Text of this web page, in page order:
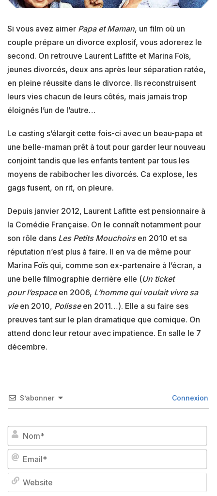
Si vous avez aimer Papa et Maman, un film où un
couple prépare un divorce explosif, vous adorerez le
second. On retrouve Laurent Lafitte et Marina Foïs,
jeunes divorcés, deux ans après leur séparation ratée,
en pleine réussite dans le divorce. Ils reconstruisent
leurs vies chacun de leurs côtés, mais jamais trop
éloignés l’un de l’autre…
Le casting s’élargit cette fois-ci avec un beau-papa et
une belle-maman prêt à tout pour garder leur nouveau
conjoint tandis que les enfants tentent par tous les
moyens de rabibocher les divorcés. Ca explose, les
gags fusent, on rit, on pleure.
Depuis janvier 2012, Laurent Lafitte est pensionnaire à
la Comédie Française. On le connaît notamment pour
son rôle dans Les Petits Mouchoirsen 2010 et sa
réputation n’est plus à faire. Il en va de même pour
Marina Foïs qui, comme son ex-partenaire à l’écran, a
une belle filmographie derrière elle (Un ticket
pour l’espaceen 2006, L’homme qui voulait vivre sa
vieen 2010, Polisse en 2011…). Elle a su faire ses
preuves tant sur le plan dramatique que comique. On
attend donc leur retour avec impatience. En salle le 7
décembre.
S’abonner Connexion